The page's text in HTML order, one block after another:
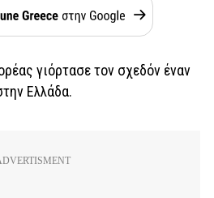
γιόρτασε τον σχεδόν έναν
Ελλάδα.